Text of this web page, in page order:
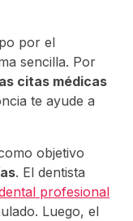
por el
sencilla. Por
citas médicas
te ayude a
objetivo
. El dentista
profesional
Luego, el